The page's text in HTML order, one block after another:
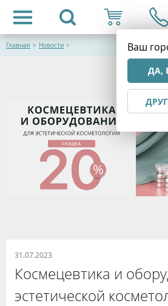
Ваш
ДА,
Главная > Новости >
31.07.2023
Космецевтика и
эстетической